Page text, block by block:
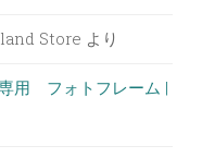
Store より
用 フォトフレーム |